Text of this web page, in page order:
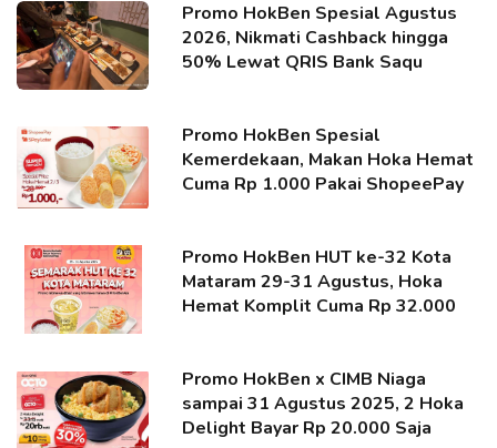
Promo HokBen Spesial Agustus
2026, Nikmati Cashback hingga
50% Lewat QRIS Bank Saqu
Promo HokBen Spesial
Kemerdekaan, Makan Hoka Hemat
Cuma Rp 1.000 Pakai ShopeePay
Promo HokBen HUT ke-32 Kota
Mataram 29-31 Agustus, Hoka
Hemat Komplit Cuma Rp 32.000
Promo HokBen x CIMB Niaga
sampai 31 Agustus 2025, 2 Hoka
Delight Bayar Rp 20.000 Saja